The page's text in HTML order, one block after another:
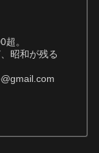
。
昭和が残る